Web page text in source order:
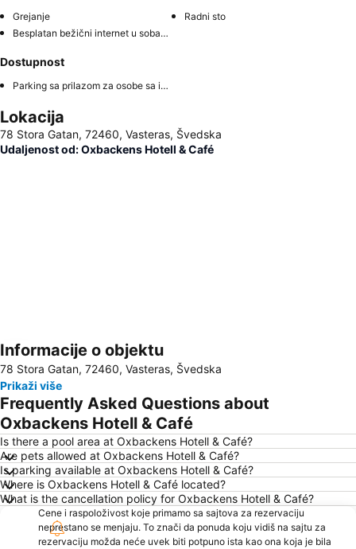
Grejanje
Radni sto
Besplatan bežični internet u sobama
Dostupnost
Parking sa prilazom za osobe sa invaliditetom
Lokacija
78 Stora Gatan, 72460, Vasteras, Švedska
Udaljenost od: Oxbackens Hotell & Café
Proširi mapu
Informacije o objektu
78 Stora Gatan, 72460, Vasteras, Švedska
Prikaži više
Frequently Asked Questions about
Oxbackens Hotell & Café
Is there a pool area at Oxbackens Hotell & Café?
Are pets allowed at Oxbackens Hotell & Café?
Is parking available at Oxbackens Hotell & Café?
Where is Oxbackens Hotell & Café located?
What is the cancellation policy for Oxbackens Hotell & Café?
Cene i raspoloživost koje primamo sa sajtova za rezervaciju
neprestano se menjaju. To znači da ponuda koju vidiš na sajtu za
rezervaciju možda neće uvek biti potpuno ista kao ona koja je bila